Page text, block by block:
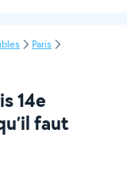
Paris
14e
faut